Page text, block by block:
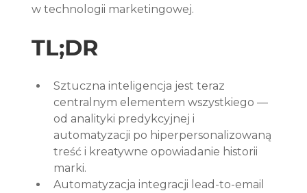
w technologii marketingowej.
TL;DR
Sztuczna inteligencja jest teraz
centralnym elementem wszystkiego —
od analityki predykcyjnej i
automatyzacji po hiperpersonalizowaną
treść i kreatywne opowiadanie historii
marki.
Automatyzacja integracji lead-to-email